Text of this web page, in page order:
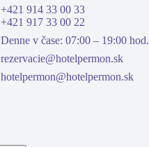
+421 914 33 00 33
+421 917 33 00 22
Denne v čase: 07:00 – 19:00 hod.
rezervacie@hotelpermon.sk
hotelpermon@hotelpermon.sk